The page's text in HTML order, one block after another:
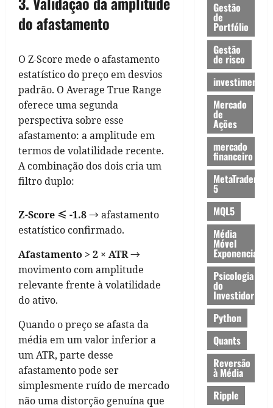
do afastamento
O Z-Score mede o afastamento
estatístico do preço em desvios
padrão. O Average True Range
oferece uma segunda
perspectiva sobre esse
afastamento: a amplitude em
termos de volatilidade recente.
A combinação dos dois cria um
filtro duplo:
Z-Score ≤ -1.8→ afastamento
estatístico confirmado.
Afastamento > 2 × ATR→
movimento com amplitude
relevante frente à volatilidade
do ativo.
Quando o preço se afasta da
média em um valor inferior a
um ATR, parte desse
afastamento pode ser
simplesmente ruído de mercado
não uma distorção genuína que
Gestão
de
Portfólio
Gestão
de risco
investimentos
Mercado
de
Ações
mercado
financeiro
MetaTrader
5
MQL5
Média
Móvel
Exponencial
Psicologia
do
Investidor
Python
Quants
Reversão
à Média
Ripple